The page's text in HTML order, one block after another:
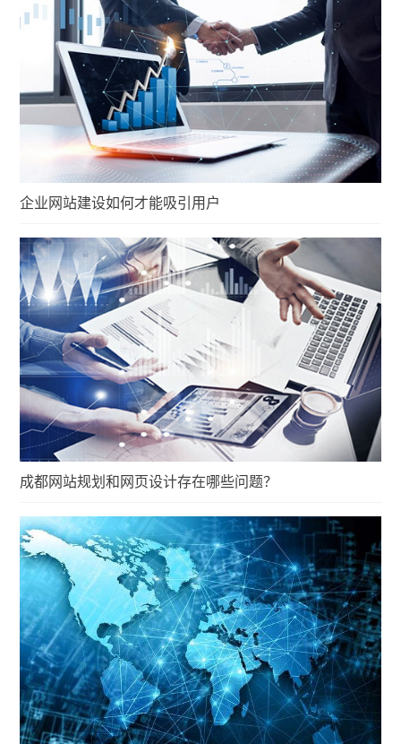
企业网站建设如何才能吸引用户
成都网站规划和网页设计存在哪些问题？